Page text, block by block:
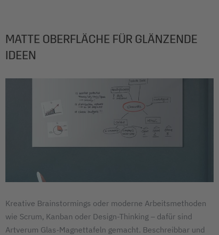
MATTE OBERFLÄCHE FÜR GLÄNZENDE
IDEEN
Kreative Brainstormings oder moderne Arbeitsmethoden
wie Scrum, Kanban oder Design-Thinking – dafür sind
Artverum Glas-Magnettafeln gemacht. Beschreibbar und